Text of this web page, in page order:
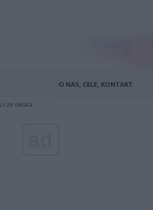
i ze świata
O NAS, CELE, KONTAKT